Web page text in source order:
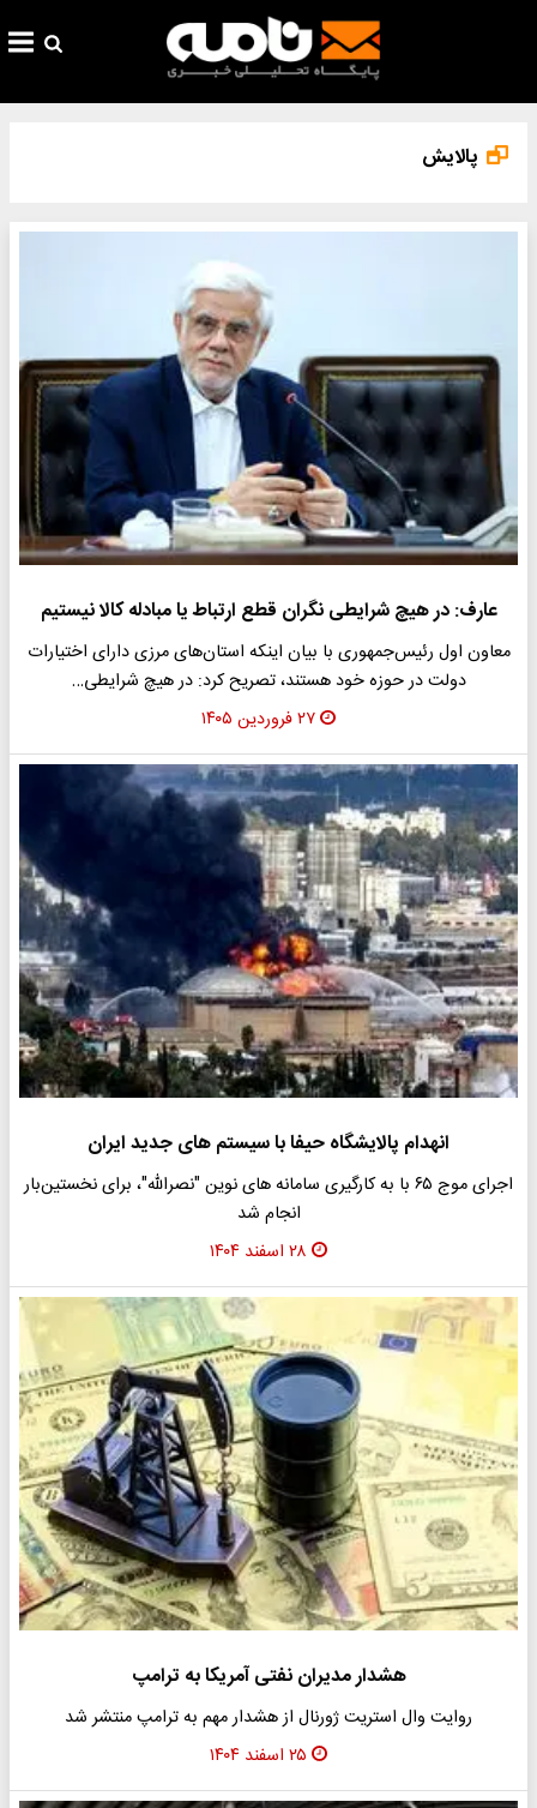
پالایش
عارف: در هیچ شرایطی نگران قطع ارتباط یا مبادله کالا نیستیم
​معاون اول رئیس‌جمهوری با بیان اینکه استان‌های مرزی دارای اختیارات
دولت در حوزه خود هستند، تصریح کرد: در هیچ شرایطی…
۲۷ فروردین ۱۴۰۵
انهدام پالایشگاه حیفا با سیستم های جدید ایران
اجرای موج ۶۵ با به کارگیری سامانه های نوین "نصرالله"، برای نخستین‌بار
انجام شد
۲۸ اسفند ۱۴۰۴
هشدار مدیران نفتی آمریکا به ترامپ
روایت وال استریت ژورنال از هشدار مهم به ترامپ منتشر شد
۲۵ اسفند ۱۴۰۴